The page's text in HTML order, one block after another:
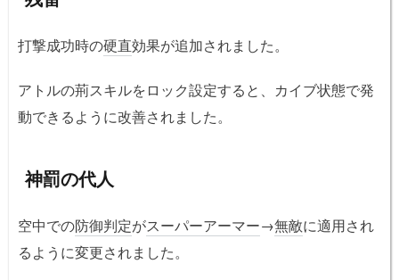
打撃成功時の硬直効果が追加されました。
アトルの荊スキルをロック設定すると、カイブ状態で発
動できるように改善されました。
神罰の代人
空中での防御判定がスーパーアーマー→無敵に適用され
るように変更されました。